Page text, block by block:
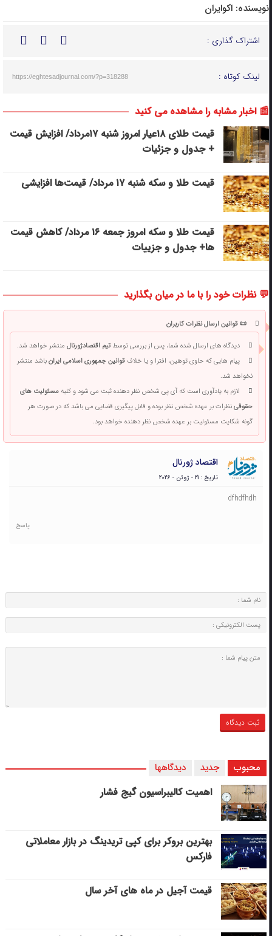
نویسنده: اکوایران
اشتراک گذاری :
لینک کوتاه : https://eghtesadjournal.com/?p=318288
📰 اخبار مشابه را مشاهده می کنید
قیمت طلای ۱۸عیار امروز شنبه ۱۷مرداد/ افزایش قیمت
+ جدول و جزئیات
قیمت طلا و سکه شنبه ۱۷ مرداد/ قیمت‌ها افزایشی
قیمت طلا و سکه امروز جمعه ۱۶ مرداد/ کاهش قیمت
ها+ جدول و جزییات
💬 نظرات خود را با ما در میان بگذارید
📜 قوانین ارسال نظرات کاربران
دیدگاه های ارسال شده شما، پس از بررسی توسطتیم اقتصادژورنالمنتشر خواهد شد.
پیام هایی که حاوی توهین، افترا و یا خلافقوانین جمهوری اسلامی ایرانباشد منتشر
نخواهد شد.
لازم به یادآوری است که آی پی شخص نظر دهنده ثبت می شود و کلیهمسئولیت های
حقوقینظرات بر عهده شخص نظر بوده و قابل پیگیری قضایی می باشد که در صورت هر
گونه شکایت مسئولیت بر عهده شخص نظر دهنده خواهد بود.
اقتصاد ژورنال
تاریخ : 21 - ژوئن - 2026
dfhdfhdh
پاسخ
محبوب جدید دیدگاهها
اهمیت کالیبراسیون گیج فشار
بهترین بروکر برای کپی‌ تریدینگ در بازار معاملاتی
فارکس
قیمت آجیل در ماه های آخر سال